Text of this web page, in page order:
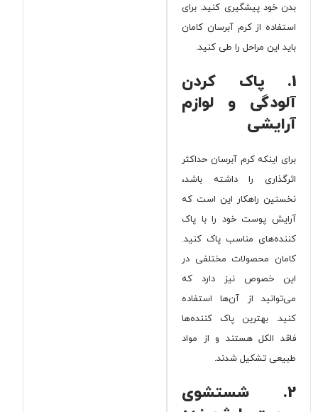
بدن خود پیشگیری کنید. برای
استفاده از کرم آبرسان کامان
باید این مراحل را طی کنید.
1. پاک کردن
آلودگی و لوازم
آرایشی
برای اینکه کرم آبرسان حداکثر
اثرگذاری را داشته باشد،
نخستین راهکار این است که
آرایش پوست خود را با پاک
کننده‌های مناسب پاک کنید.
کامان محصولات مختلفی در
این خصوص نیز دارد که
می‌توانید از آن‌ها استفاده
کنید. بهترین پاک کننده‌ها
فاقد الکل هستند و از مواد
طبیعی تشکیل شدند.
2. شستشوی